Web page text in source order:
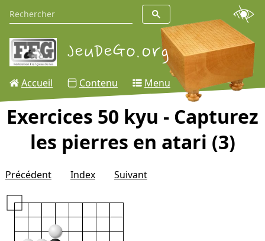
Accueil Contenu Menu
Exercices 50 kyu - Capturez
les pierres en atari (3)
Précédent Index Suivant